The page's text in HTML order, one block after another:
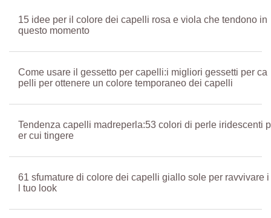
15 idee per il colore dei capelli rosa e viola che tendono in
questo momento
Come usare il gessetto per capelli:i migliori gessetti per ca
pelli per ottenere un colore temporaneo dei capelli
Tendenza capelli madreperla:53 colori di perle iridescenti p
er cui tingere
61 sfumature di colore dei capelli giallo sole per ravvivare i
l tuo look